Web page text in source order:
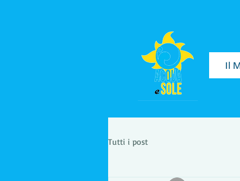
Il
Tutti i post